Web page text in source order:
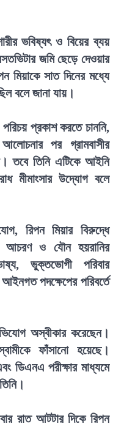
ভবিষ্যৎ ও বিয়ের ব্যয়
জমি ছেড়ে দেওয়ার
মিয়াকে সাত দিনের মধ্যে
বলে জানা যায়।
প্রকাশ করতে চাননি,
পর গ্রামবাসীর
তবে তিনি এটিকে আইনি
মীমাংসার উদ্যোগ বলে
রিপন মিয়ার বিরুদ্ধে
আচরণ ও যৌন হয়রানির
ভুক্তভোগী পরিবার
পদক্ষেপের পরিবর্তে
অস্বীকার করেছেন।
ফাঁসানো হয়েছে।
ডিএনএ পরীক্ষার মাধ্যমে
রাত আটটার দিকে রিপন